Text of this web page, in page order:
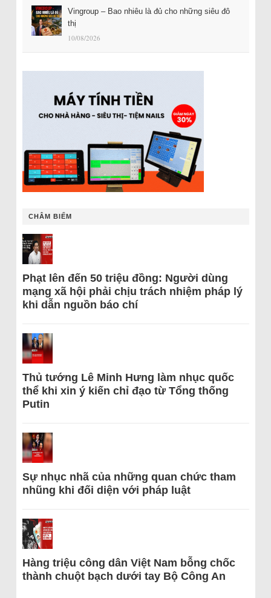
Vingroup – Bao nhiêu là đủ cho những siêu đô
thị
10/08/2026
CHÂM BIẾM
Phạt lên đến 50 triệu đồng: Người dùng
mạng xã hội phải chịu trách nhiệm pháp lý
khi dẫn nguồn báo chí
Thủ tướng Lê Minh Hưng làm nhục quốc
thể khi xin ý kiến chỉ đạo từ Tổng thống
Putin
Sự nhục nhã của những quan chức tham
nhũng khi đối diện với pháp luật
Hàng triệu công dân Việt Nam bỗng chốc
thành chuột bạch dưới tay Bộ Công An